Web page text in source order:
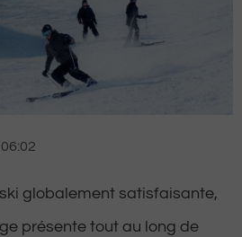
06:02
globalement satisfaisante,
présente tout au long de